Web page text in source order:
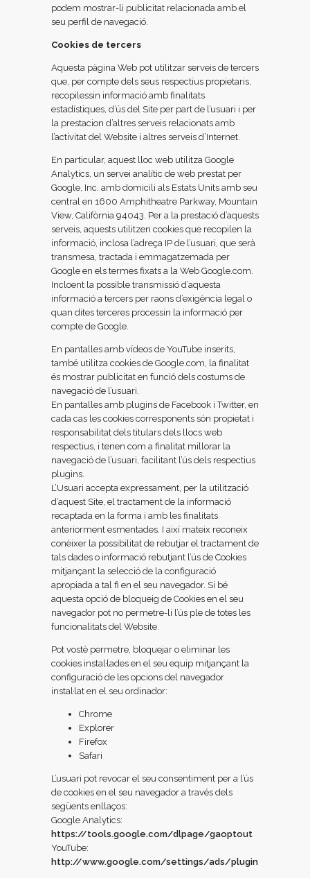
podem mostrar-li publicitat relacionada amb el
seu perfil de navegació.
Cookies de tercers
Aquesta pàgina Web pot utilitzar serveis de tercers
que, per compte dels seus respectius propietaris,
recopilessin informació amb finalitats
estadístiques, d’ús del Site per part de l’usuari i per
la prestacion d’altres serveis relacionats amb
l’activitat del Website i altres serveis d’Internet.
En particular, aquest lloc web utilitza Google
Analytics, un servei analític de web prestat per
Google, Inc. amb domicili als Estats Units amb seu
central en 1600 Amphitheatre Parkway, Mountain
View, Califòrnia 94043. Per a la prestació d’aquests
serveis, aquests utilitzen cookies que recopilen la
informació, inclosa l’adreça IP de l’usuari, que serà
transmesa, tractada i emmagatzemada per
Google en els termes fixats a la Web Google.com.
Incloent la possible transmissió d’aquesta
informació a tercers per raons d’exigència legal o
quan dites terceres processin la informació per
compte de Google.
En pantalles amb vídeos de YouTube inserits,
també utilitza cookies de Google.com, la finalitat
és mostrar publicitat en funció dels costums de
navegació de l’usuari.
En pantalles amb plugins de Facebook i Twitter, en
cada cas les cookies corresponents són propietat i
responsabilitat dels titulars dels llocs web
respectius, i tenen com a finalitat millorar la
navegació de l’usuari, facilitant l’ús dels respectius
plugins.
L’Usuari accepta expressament, per la utilització
d’aquest Site, el tractament de la informació
recaptada en la forma i amb les finalitats
anteriorment esmentades. I així mateix reconeix
conèixer la possibilitat de rebutjar el tractament de
tals dades o informació rebutjant l’ús de Cookies
mitjançant la selecció de la configuració
apropiada a tal fi en el seu navegador. Si bé
aquesta opció de bloqueig de Cookies en el seu
navegador pot no permetre-li l’ús ple de totes les
funcionalitats del Website.
Pot vostè permetre, bloquejar o eliminar les
cookies instal·lades en el seu equip mitjançant la
configuració de les opcions del navegador
instal·lat en el seu ordinador:
Chrome
Explorer
Firefox
Safari
L’usuari pot revocar el seu consentiment per a l’ús
de cookies en el seu navegador a través dels
següents enllaços:
Google Analytics:
https://tools.google.com/dlpage/gaoptout
YouTube:
http://www.google.com/settings/ads/plugin